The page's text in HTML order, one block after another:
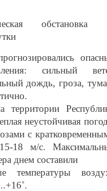
обстановка
сильный
дождь, гроза,
неустойчивая
с
18 м/с.
днем составили
температуры